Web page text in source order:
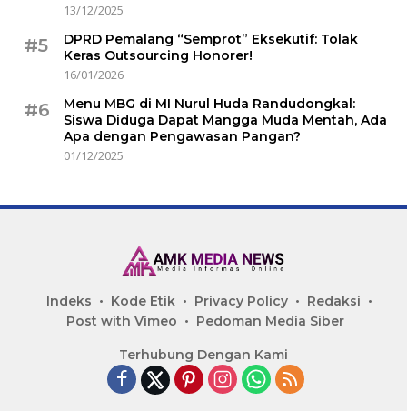
13/12/2025
#5
DPRD Pemalang “Semprot” Eksekutif: Tolak
Keras Outsourcing Honorer!
16/01/2026
#6
Menu MBG di MI Nurul Huda Randudongkal:
Siswa Diduga Dapat Mangga Muda Mentah, Ada
Apa dengan Pengawasan Pangan?
01/12/2025
Indeks Kode Etik Privacy Policy
Redaksi
Post with Vimeo
Pedoman Media Siber
Terhubung Dengan Kami